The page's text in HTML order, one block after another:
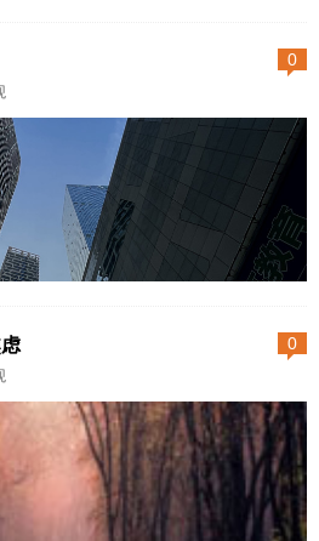
零星滴答下小雨，有一对夫妇带
桌。男人倒很礼貌的询问我是不
是一个人，老婆挤进来一把把闺
女薅进来塞进墙边，坐定之后就
开始聊天，话像桌上的大煮干丝
一样密。大概要买房，或许今天
下午就看了不少房型，说哪里哪
一处房子就停顿一秒扭脸看男
人，不等他呜呜咽咽把面条吞下
去她就开始聊下一处。我听她并
不对户型构造或小区环境有什么
0
片。当时已是夕阳西斜，下行的
阶梯上站着一位黑衣女子，她身
后的阳光以及周围商铺玻璃门折
射的光束，在她瘦长的身形周围
制造出一种朦胧虚幻的光影，我
立于扶梯下方，从这个角度仰
0